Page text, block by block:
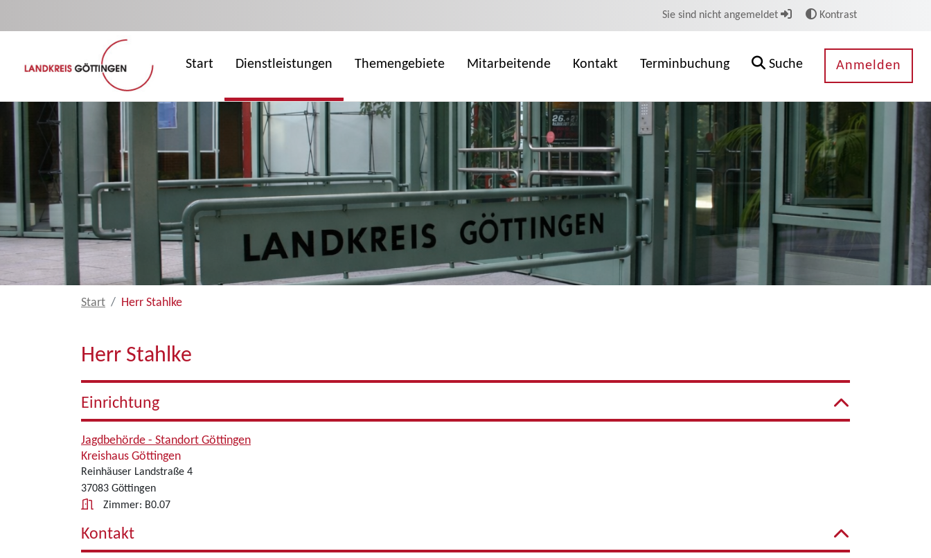
Sie sind nicht angemeldet Kontrast
Start Dienstleistungen Themengebiete Mitarbeitende Kontakt Terminbuchung Suche Anmelden
Start Herr Stahlke
Herr Stahlke
Einrichtung
Jagdbehörde - Standort Göttingen
Kreishaus Göttingen
Reinhäuser Landstraße 4
37083 Göttingen
Zimmer: B0.07
Kontakt